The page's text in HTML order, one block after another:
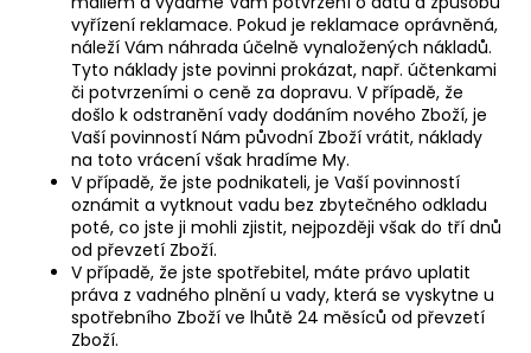
vyřízení reklamace. Pokud je reklamace oprávněná,
náleží Vám náhrada účelně vynaložených nákladů.
Tyto náklady jste povinni prokázat, např. účtenkami
či potvrzeními o ceně za dopravu. V případě, že
došlo k odstranění vady dodáním nového Zboží, je
Vaší povinností Nám původní Zboží vrátit, náklady
na toto vrácení však hradíme My.
V případě, že jste podnikateli, je Vaší povinností
oznámit a vytknout vadu bez zbytečného odkladu
poté, co jste ji mohli zjistit, nejpozději však do tří dnů
od převzetí Zboží.
V případě, že jste spotřebitel, máte právo uplatit
práva z vadného plnění u vady, která se vyskytne u
spotřebního Zboží ve lhůtě 24 měsíců od převzetí
Zboží.